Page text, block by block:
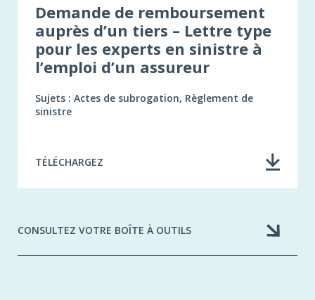
Demande de remboursement
auprès d’un tiers – Lettre type
pour les experts en sinistre à
l’emploi d’un assureur
Sujets : Actes de subrogation, Règlement de
sinistre
TÉLÉCHARGEZ
CONSULTEZ VOTRE BOÎTE À OUTILS